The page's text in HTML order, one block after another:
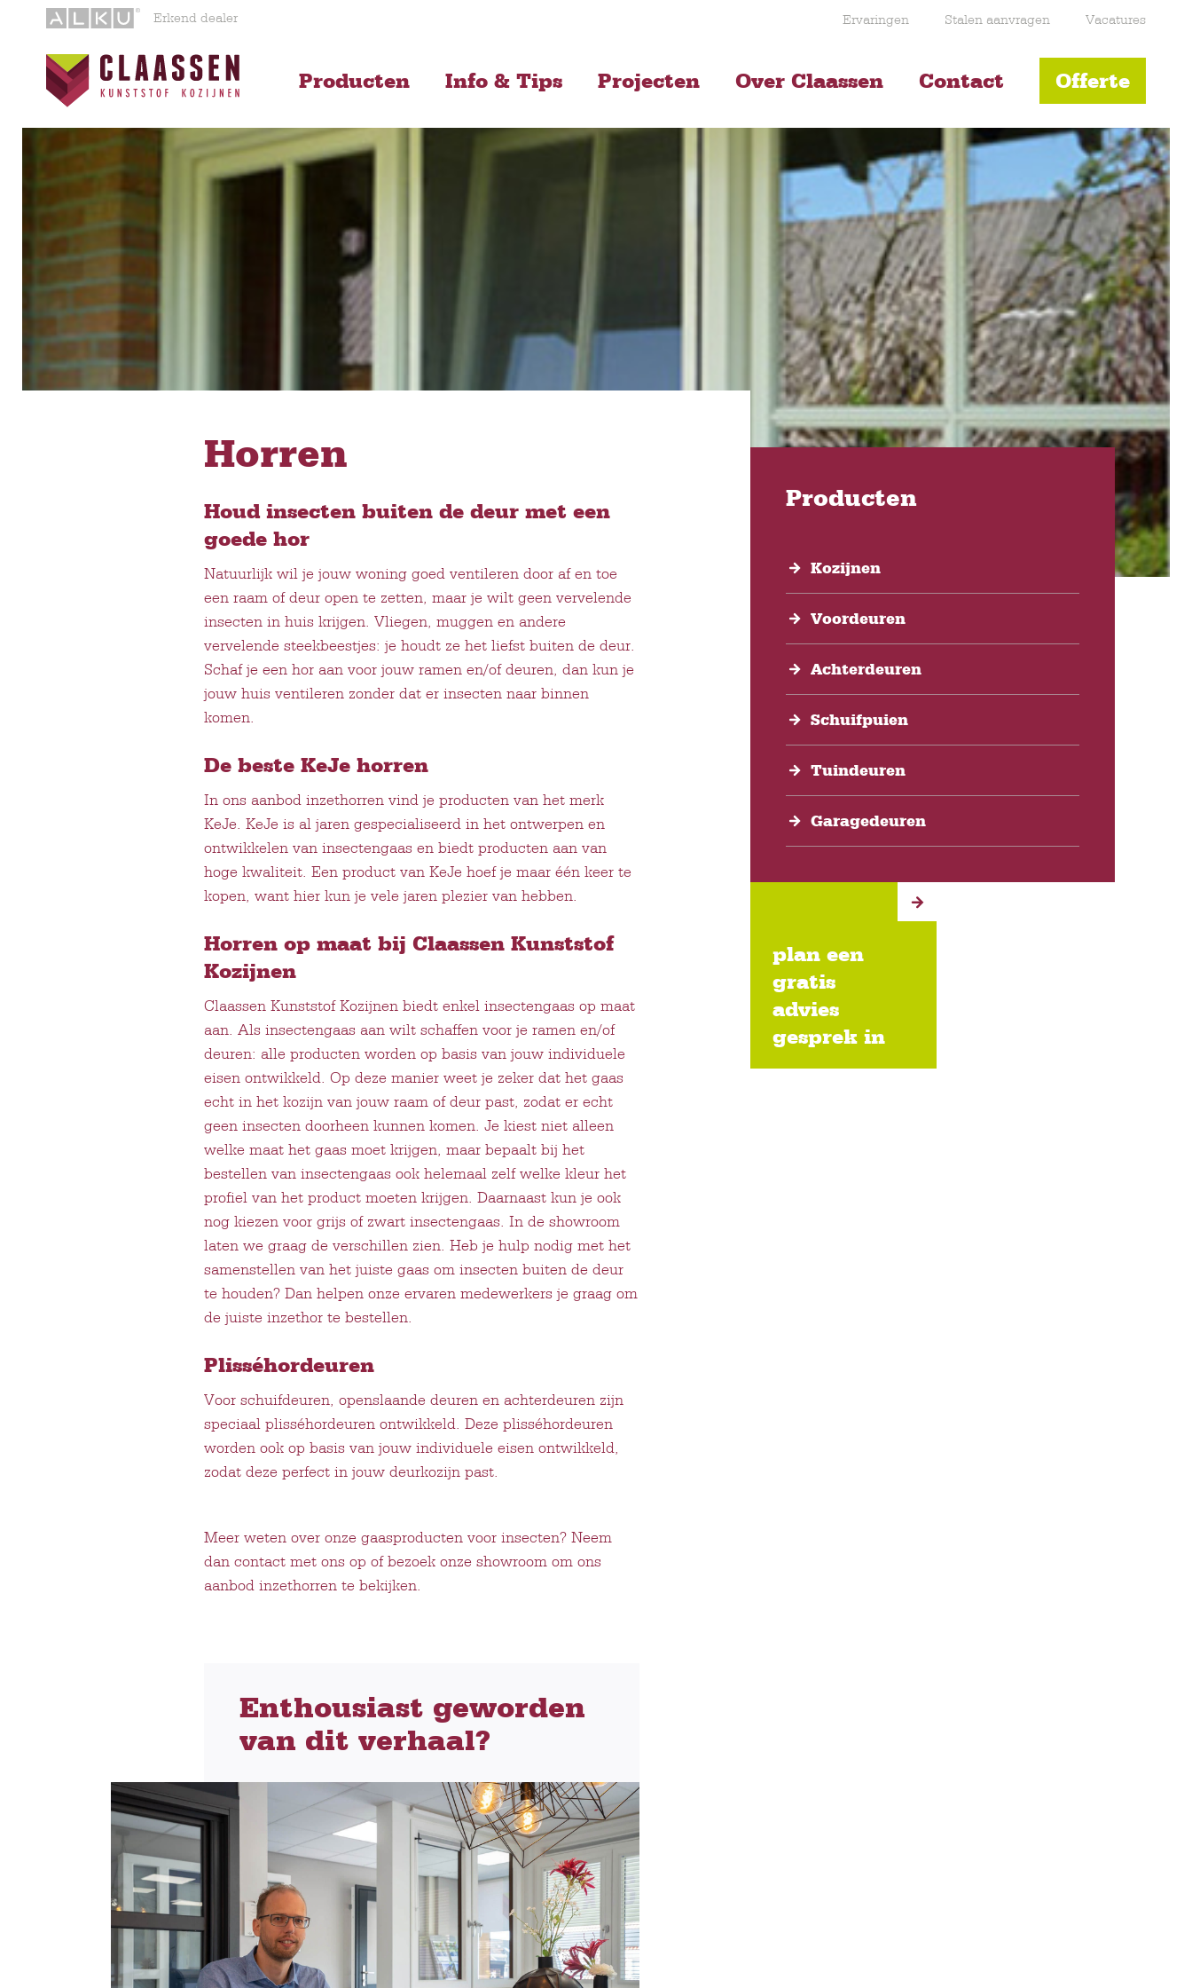
Erkend dealer Ervaringen Stalen aanvragen Vacatures
Producten Info & Tips Projecten Over Claassen Contact Offerte
Horren
Houd insecten buiten de deur met een
goede hor
Natuurlijk wil je jouw woning goed ventileren door af en toe
een raam of deur open te zetten, maar je wilt geen vervelende
insecten in huis krijgen. Vliegen, muggen en andere
vervelende steekbeestjes: je houdt ze het liefst buiten de deur.
Schaf je een hor aan voor jouw ramen en/of deuren, dan kun je
jouw huis ventileren zonder dat er insecten naar binnen
komen.
De beste KeJe horren
In ons aanbod inzethorren vind je producten van het merk
KeJe. KeJe is al jaren gespecialiseerd in het ontwerpen en
ontwikkelen van insectengaas en biedt producten aan van
hoge kwaliteit. Een product van KeJe hoef je maar één keer te
kopen, want hier kun je vele jaren plezier van hebben.
Horren op maat bij Claassen Kunststof
Kozijnen
Claassen Kunststof Kozijnen biedt enkel insectengaas op maat
aan. Als insectengaas aan wilt schaffen voor je ramen en/of
deuren: alle producten worden op basis van jouw individuele
eisen ontwikkeld. Op deze manier weet je zeker dat het gaas
echt in het kozijn van jouw raam of deur past, zodat er echt
geen insecten doorheen kunnen komen. Je kiest niet alleen
welke maat het gaas moet krijgen, maar bepaalt bij het
bestellen van insectengaas ook helemaal zelf welke kleur het
profiel van het product moeten krijgen. Daarnaast kun je ook
nog kiezen voor grijs of zwart insectengaas. In de showroom
laten we graag de verschillen zien. Heb je hulp nodig met het
samenstellen van het juiste gaas om insecten buiten de deur
te houden? Dan helpen onze ervaren medewerkers je graag om
de juiste inzethor te bestellen.
Plisséhordeuren
Voor schuifdeuren, openslaande deuren en achterdeuren zijn
speciaal plisséhordeuren ontwikkeld. Deze plisséhordeuren
worden ook op basis van jouw individuele eisen ontwikkeld,
zodat deze perfect in jouw deurkozijn past.
Meer weten over onze gaasproducten voor insecten? Neem
dan contact met ons op of bezoek onze showroom om ons
aanbod inzethorren te bekijken.
Enthousiast geworden
van dit verhaal?
Producten
Kozijnen
Voordeuren
Achterdeuren
Schuifpuien
Tuindeuren
Garagedeuren
plan een
gratis
advies
gesprek in